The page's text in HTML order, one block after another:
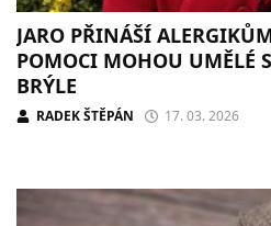
JARO PŘINÁŠÍ
POMOCI MOHOU UMĚLÉ
BRÝLE
RADEK ŠTĚPÁN 17. 03. 2026